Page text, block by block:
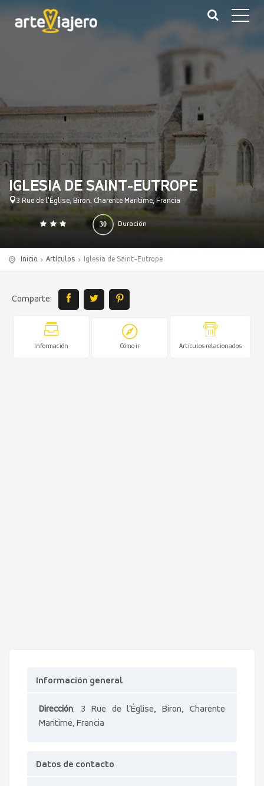
IGLESIA DE SAINT-EUTROPE
3 Rue de l'Église, Biron, Charente Maritime, Francia
Duración
30
0 140
Inicio Artículos Iglesia de Saint-Eutrope
Comparte:
Información Cómo ir Artículos relacionados
Información general
Dirección: 3 Rue de l'Église, Biron, Charente
Maritime, Francia
Datos de contacto